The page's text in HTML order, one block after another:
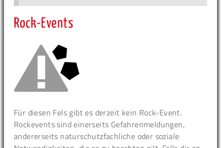
Rock-Events
Für diesen Fels gibt es derzeit kein Rock-Event.
Rockevents sind einerseits Gefahrenmeldungen,
andererseits naturschutzfachliche oder soziale